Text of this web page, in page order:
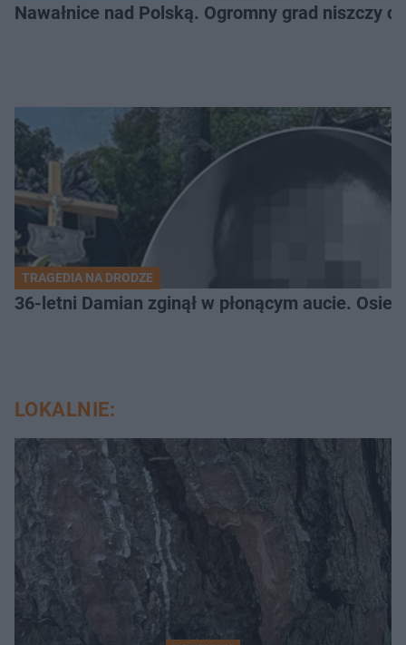
Nawałnice nad Polską. Ogromny grad niszczy
TRAGEDIA NA DRODZE
36-letni Damian zginął w płonącym aucie.
LOKALNIE: